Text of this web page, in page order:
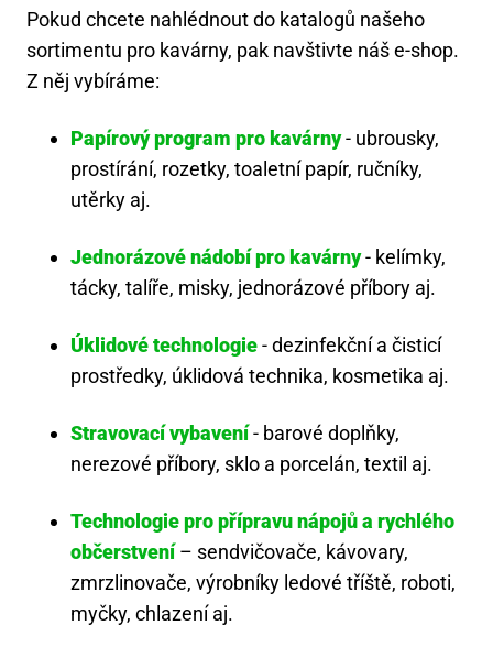
Pokud chcete nahlédnout do katalogů našeho
sortimentu pro kavárny, pak navštivte náš e-shop.
Z něj vybíráme:
Papírový program pro kavárny- ubrousky,
prostírání, rozetky, toaletní papír, ručníky,
utěrky aj.
Jednorázové nádobí pro kavárny- kelímky,
tácky, talíře, misky, jednorázové příbory aj.
Úklidové technologie- dezinfekční a čisticí
prostředky, úklidová technika, kosmetika aj.
Stravovací vybavení- barové doplňky,
nerezové příbory, sklo a porcelán, textil aj.
Technologie pro přípravu nápojů a rychlého
občerstvení– sendvičovače, kávovary,
zmrzlinovače, výrobníky ledové tříště, roboti,
myčky, chlazení aj.